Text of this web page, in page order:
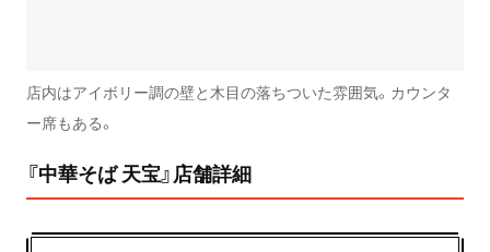
店内はアイボリー調の壁と木目の落ちついた雰囲気。カウンタ
ー席もある。
『中華そば 天宝』店舗詳細